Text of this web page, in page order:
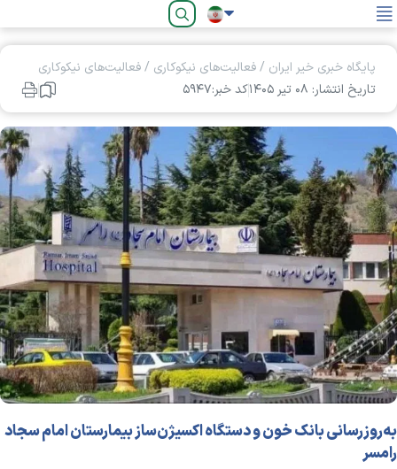
فارسی
پایگاه خبری خیر ایران /فعالیت‌های نیکوکاری /فعالیت‌های نیکوکاری
تاریخ انتشار: ۰۸ تير ۱۴۰۵
کد خبر:۵۹۴۷
به‌روزرسانی بانک خون و دستگاه اکسیژن‌ساز بیمارستان امام سجاد
رامسر